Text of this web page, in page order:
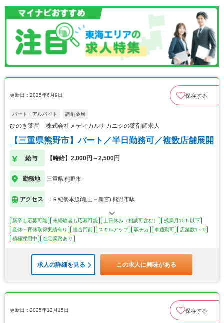
更新日：2025年6月9日 保存する
パート・アルバイト 調剤薬局
ひのき薬局 株式会社メディカルナカニシの薬剤師求人
【三重県熊野市】パート／半日勤務可／複数店舗展開
給与 【時給】2,000円～2,500円
勤務地 三重県 熊野市
アクセス ＪＲ紀勢本線(亀山－新宮) 熊野市駅
新卒も応募可能 未経験者も応募可能 土日休み（相談可含む）
残業月10ｈ以下
産休・育休取得実績有り
総合門前 スキルアップ 駅チカ 車通勤可
店舗数1～9
積極採用中
在宅業務あり
求人の詳細を見る この求人に興味がある
更新日：2025年12月15日 保存する